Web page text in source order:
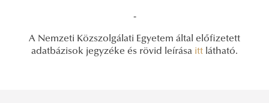
-
A Nemzeti Közszolgálati Egyetem által előfizetett
adatbázisok jegyzéke és rövid leírása itt látható.